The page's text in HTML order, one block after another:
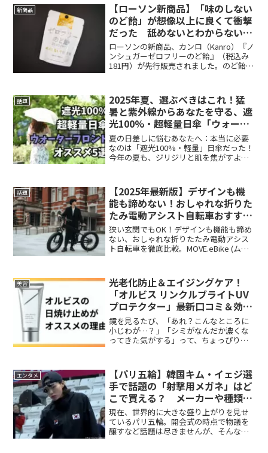
新商品
【ローソン新商品】「味のしない
のど飴」が想像以上に良くて衝撃
だった 舐めないとわからない魅
力を語ります
ローソンの新商品、カンロ（Kanro）『ノ
ンシュガーゼロフリーのど飴』（税込み
181円）が先行販売されました。のど飴で
いう衝撃的な商品……気になったので味
を確かめてみ...
話題
2025年夏、選ぶべきはこれ！猛
暑と紫外線からあなたを守る、遮
光100%・超軽量日傘「ウォータ
ーフロント」の秘密
夏の日差しに悩むあなたへ：本当に必要
なのは「遮光100%・軽量」日傘だった！
今年の夏も、ジリジリと肌を焦がすよう
のお出かけ中、汗と紫外線の不快感で、
つい「早く家に帰り...
話題
【2025年最新版】デザインも機
能も諦めない！おしゃれな折りた
たみ電動アシスト自転車おすすめ
5選｜都会の移動をスマートに変
える一台は？
狭い玄関でもOK！デザインも機能も諦め
ない、おしゃれな折りたたみ電動アシス
ト自転車を徹底比較。MOVE.eBike (ムー
方や最新情報も。
美容
光老化防止＆エイジングケア！
「オルビス リンクルブライトUV
プロテクター」最新口コミ＆効果
まとめ
鏡を見るたび、「あれ？こんなところに
小じわが…？」「シミがなんだか濃くな
ってきた気がする」って、ちょっぴりた
と日焼け止め選びにも悩んでいるはず。
「強力な紫外線対策は絶対...
エンタメ
【パリ五輪】韓国キム・イェジ選
手で話題の「射撃用メガネ」はど
こで買える？ メーカーや種類、
購入方法を徹底解説【kim yeji
glasses】
現在、世界的に大きな盛り上がりを見せ
ているパリ五輪。開会式の時点で物議を
醸すなど話題は尽きませんが、そんな中